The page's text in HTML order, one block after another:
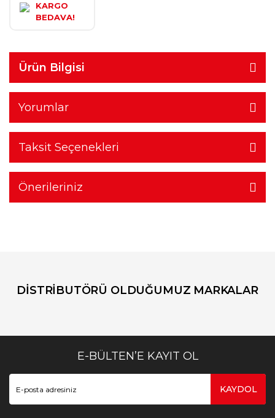
KARGO
BEDAVA!
Ürün Bilgisi
Yorumlar
Taksit Seçenekleri
Önerileriniz
DİSTRİBUTÖRÜ OLDUĞUMUZ MARKALAR
E-BÜLTEN’E KAYIT OL
KAYDOL